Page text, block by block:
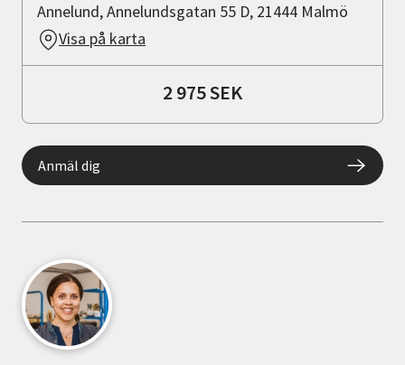
Annelund, Annelundsgatan 55 D, 21444 Malmö
Visa på karta
2 975 SEK
Anmäl dig